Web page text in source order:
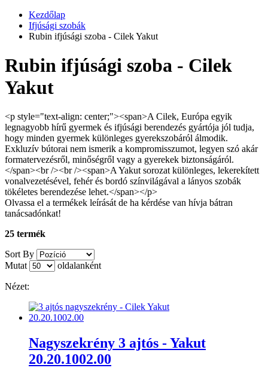
Kezdőlap
Ifjúsági szobák
Rubin ifjúsági szoba - Cilek Yakut
Rubin ifjúsági szoba - Cilek
Yakut
<p style="text-align: center;"><span>A Cilek, Európa egyik
legnagyobb hírű gyermek és ifjúsági berendezés gyártója jól tudja,
hogy minden gyermek különleges gyerekszobáról álmodik.
Exkluzív bútorai nem ismerik a kompromisszumot, legyen szó akár
formatervezésről, minőségről vagy a gyerekek biztonságáról.
</span><br /><br /><span>A Yakut sorozat különleges, lekerekített
vonalvezetésével, fehér és bordó színvilágával a lányos szobák
tökéletes berendezése lehet.</span></p>
Olvassa el a termékek leírását de ha kérdése van hívja bátran
tanácsadónkat!
25 termék
Sort By
Mutat
oldalanként
Nézet:
Nagyszekrény 3 ajtós - Yakut
20.20.1002.00